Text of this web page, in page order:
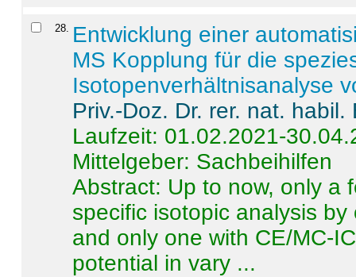
28. Entwicklung einer
MS Kopplung für die
Isotopenverhältnisanalyse
Priv.-Doz. Dr. rer. nat.
Laufzeit: 01.02.2021-
Mittelgeber: Sachbeihilfen
Abstract: Up to now, only a
specific isotopic analysis
and only one with CE/MC-
potential in vary ...